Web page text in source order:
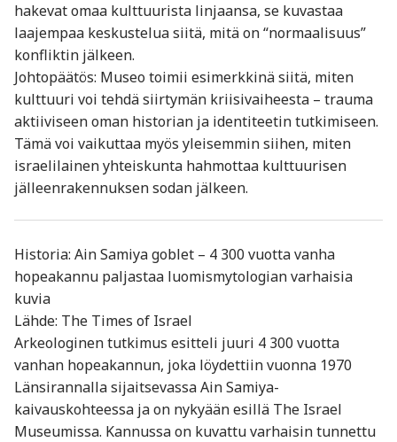
hakevat omaa kulttuurista linjaansa, se kuvastaa
laajempaa keskustelua siitä, mitä on “normaalisuus”
konfliktin jälkeen.
Johtopäätös: Museo toimii esimerkkinä siitä, miten
kulttuuri voi tehdä siirtymän kriisivaiheesta – trauma
aktiiviseen oman historian ja identiteetin tutkimiseen.
Tämä voi vaikuttaa myös yleisemmin siihen, miten
israelilainen yhteiskunta hahmottaa kulttuurisen
jälleenrakennuksen sodan jälkeen.
Historia: Ain Samiya goblet – 4 300 vuotta vanha
hopeakannu paljastaa luomismytologian varhaisia
kuvia
Lähde: The Times of Israel
Arkeologinen tutkimus esitteli juuri 4 300 vuotta
vanhan hopeakannun, joka löydettiin vuonna 1970
Länsirannalla sijaitsevassa Ain Samiya-
kaivauskohteessa ja on nykyään esillä The Israel
Museumissa. Kannussa on kuvattu varhaisin tunnettu